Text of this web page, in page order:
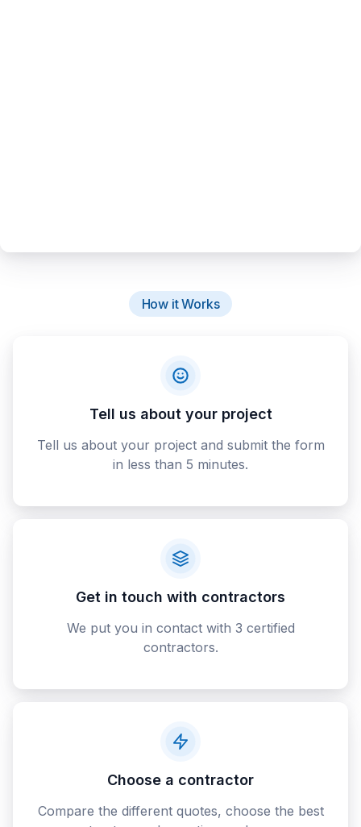
How it Works
Tell us about your project
Tell us about your project and submit the form
in less than 5 minutes.
Get in touch with contractors
We put you in contact with 3 certified
contractors.
Choose a contractor
Compare the different quotes, choose the best